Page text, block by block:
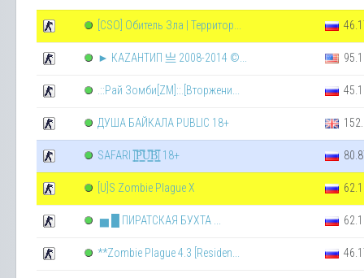
[CSO] Обитель Зла | Территор...
► КАZАНТИП 亗 2008-2014 ©...
.::Рай Зомби[ZM]::.[Вторжени...
ДУША БАЙКАЛА PUBLIC 18+
SAFARI |͇̿P͇̿U͇̿B͇̿| 18+
[U]S Zombie Plague X
▅ █ ПИРАТСКАЯ БУХТА ...
**Zombie Plague 4.3 [Residen...